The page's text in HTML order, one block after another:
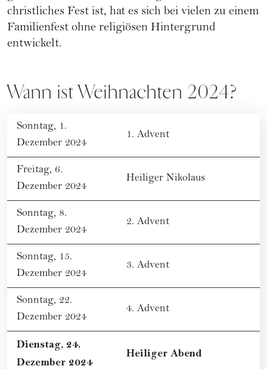
christliches Fest ist, hat es sich bei vielen zu einem
Familienfest ohne religiösen Hintergrund
entwickelt.
Wann ist Weihnachten 2024?
Sonntag, 1.
Dezember 2024
1. Advent
Freitag, 6.
Dezember 2024
Heiliger Nikolaus
Sonntag, 8.
Dezember 2024
2. Advent
Sonntag, 15.
Dezember 2024
3. Advent
Sonntag, 22.
Dezember 2024
4. Advent
Dienstag, 24.
Dezember 2024
Heiliger Abend